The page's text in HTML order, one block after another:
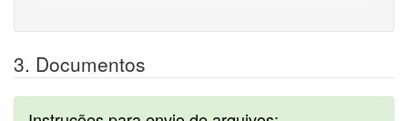
3. Documentos